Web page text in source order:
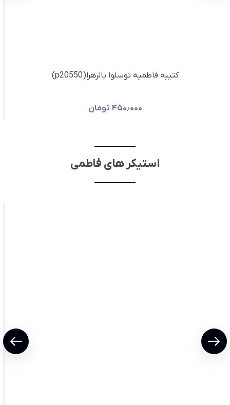
کتیبه فاطمیه توسلوا بالزهرا(p20550)
۴۵۰٫۰۰۰ تومان
استیکر های فاطمی